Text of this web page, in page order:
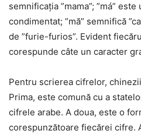
semnificația ”mama”; ”má”
condimentat; ”mă” semnifică
de ”furie-furios”. Evident
corespunde câte un caracter
Pentru scrierea cifrelor,
Prima, este comună cu a
cifrele arabe. A doua, este o
corespunzătoare fiecărei cifre.